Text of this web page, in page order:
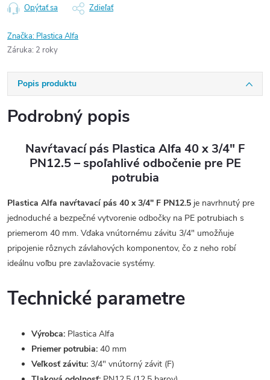
Opýtať sa Zdieľať
Značka: Plastica Alfa
Záruka: 2 roky
Popis produktu
Podrobný popis
Navŕtavací pás Plastica Alfa 40 x 3/4" F
PN12.5 – spoľahlivé odbočenie pre PE
potrubia
Plastica Alfa navŕtavací pás 40 x 3/4" F PN12.5 je navrhnutý pre
jednoduché a bezpečné vytvorenie odbočky na PE potrubiach s
priemerom 40 mm. Vďaka vnútornému závitu 3/4" umožňuje
pripojenie rôznych závlahových komponentov, čo z neho robí
ideálnu voľbu pre zavlažovacie systémy.
Technické parametre
Výrobca: Plastica Alfa
Priemer potrubia: 40 mm
Veľkosť závitu: 3/4" vnútorný závit (F)